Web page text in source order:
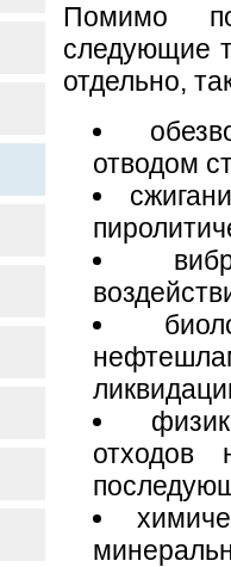
Помимо
следующие
отдельно,
отводом
отходов